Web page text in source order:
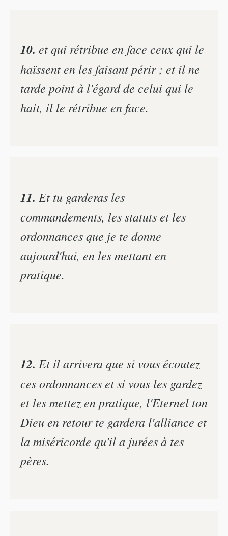
10. et qui rétribue en face ceux qui le
haïssent en les faisant périr ; et il ne
tarde point à l'égard de celui qui le
hait, il le rétribue en face.
11. Et tu garderas les
commandements, les statuts et les
ordonnances que je te donne
aujourd'hui, en les mettant en
pratique.
12. Et il arrivera que si vous écoutez
ces ordonnances et si vous les gardez
et les mettez en pratique, l'Eternel ton
Dieu en retour te gardera l'alliance et
la miséricorde qu'il a jurées à tes
pères.